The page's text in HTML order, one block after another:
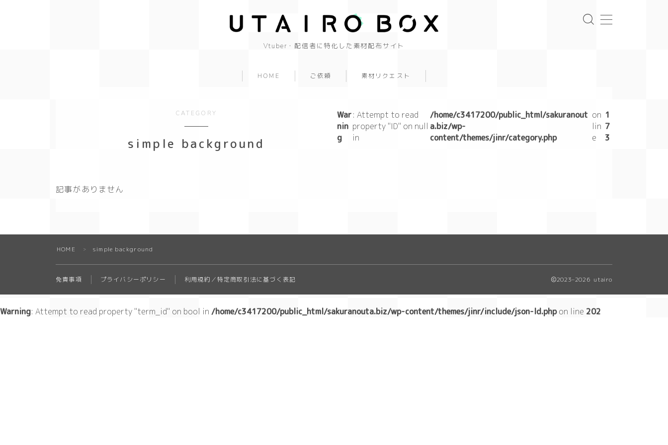
Vtuber・配信者に特化した素材配布サイト
HOME ご依頼 素材リクエスト
Geometry
ダーク/ホラー
CATEGORY
simple background
記事がありません
War
nin
g
: Attempt to read
property "ID" on null
in
/home/c3417200/public_html/sakuranout
a.biz/wp-
content/themes/jinr/category.php
on
lin
e
1
7
3
HOME ＞ simple background
免責事項 プライバシーポリシー 利用規約／特定商取引法に基づく表記 2023–2026 utairo
Warning: Attempt to read property "term_id" on bool in /home/c3417200/public_html/sakuranouta.biz/wp-content/themes/jinr/include/json-ld.phpon line 202